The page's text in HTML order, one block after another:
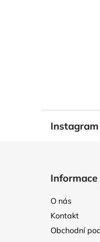
Instagram
O nás
Kontakt
Obchodní